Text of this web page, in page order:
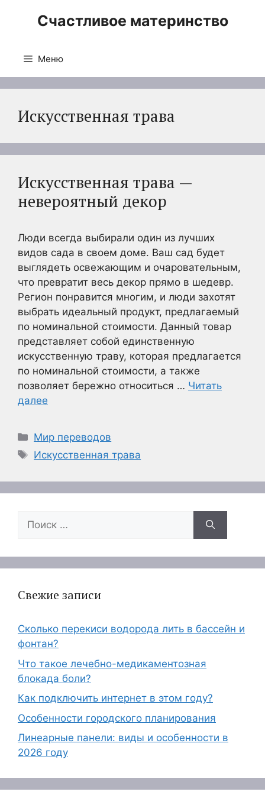
Счастливое материнство
Меню
Искусственная трава
Искусственная трава —
невероятный декор
Люди всегда выбирали один из лучших
видов сада в своем доме. Ваш сад будет
выглядеть освежающим и очаровательным,
что превратит весь декор прямо в шедевр.
Регион понравится многим, и люди захотят
выбрать идеальный продукт, предлагаемый
по номинальной стоимости. Данный товар
представляет собой единственную
искусственную траву, которая предлагается
по номинальной стоимости, а также
позволяет бережно относиться … Читать
далее
Рубрики
Мир переводов
Метки
Искусственная трава
Поиск:
Свежие записи
Сколько перекиси водорода лить в бассейн и
фонтан?
Что такое лечебно-медикаментозная
блокада боли?
Как подключить интернет в этом году?
Особенности городского планирования
Линеарные панели: виды и особенности в
2026 году